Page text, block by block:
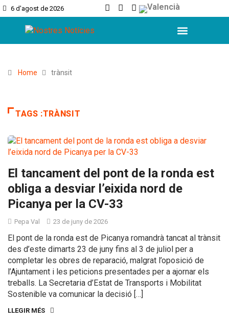
6 d'agost de 2026
Home trànsit
TAGS :TRÀNSIT
El tancament del pont de la ronda est
obliga a desviar l’eixida nord de
Picanya per la CV-33
Pepa Val 23 de juny de 2026
El pont de la ronda est de Picanya romandrà tancat al trànsit
des d’este dimarts 23 de juny fins al 3 de juliol per a
completar les obres de reparació, malgrat l’oposició de
l’Ajuntament i les peticions presentades per a ajornar els
treballs. La Secretaria d’Estat de Transports i Mobilitat
Sostenible va comunicar la decisió […]
LLEGIR MÉS